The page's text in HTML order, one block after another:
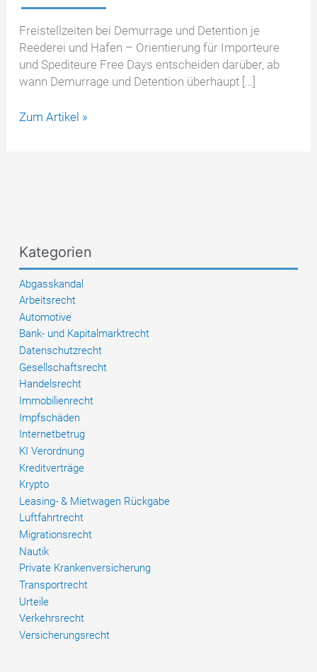
Freistellzeiten bei Demurrage und Detention je
Reederei und Hafen – Orientierung für Importeure
und Spediteure Free Days entscheiden darüber, ab
wann Demurrage und Detention überhaupt […]
Free
Hapag-
Lloyd,
CMA
CGM,
ONE
und
Cosco
im
Vergleich
Zum Artikel »
Kategorien
Abgasskandal
Arbeitsrecht
Automotive
Bank- und Kapitalmarktrecht
Datenschutzrecht
Gesellschaftsrecht
Handelsrecht
Immobilienrecht
Impfschäden
Internetbetrug
KI Verordnung
Kreditverträge
Krypto
Leasing- & Mietwagen Rückgabe
Luftfahrtrecht
Migrationsrecht
Nautik
Private Krankenversicherung
Transportrecht
Urteile
Verkehrsrecht
Versicherungsrecht